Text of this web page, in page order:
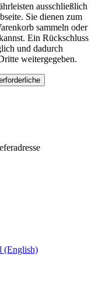
ausschließlich
Sie dienen zum
sammeln oder
Ein Rückschluss
und dadurch
weitergegeben.
(English)